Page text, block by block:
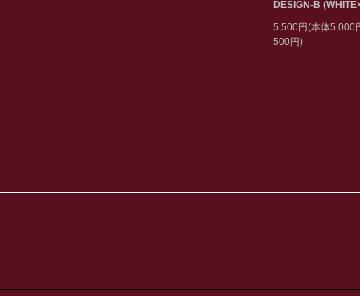
DESIGN-B
5,500円(本体5,000
500円)